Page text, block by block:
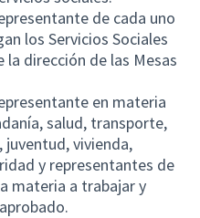
de cada uno
los Servicios Sociales
dirección de las Mesas
en materia
salud, transporte,
vivienda,
y representantes de
materia a trabajar y